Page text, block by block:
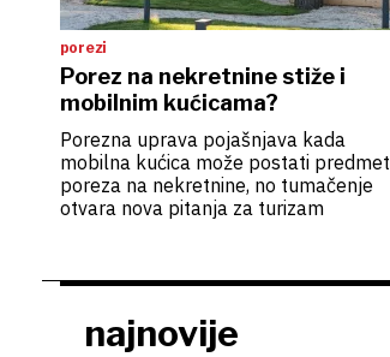
porezi
Porez na nekretnine stiže i
mobilnim kućicama?
Porezna uprava pojašnjava kada
mobilna kućica može postati predmet
poreza na nekretnine, no tumačenje
otvara nova pitanja za turizam
najnovije